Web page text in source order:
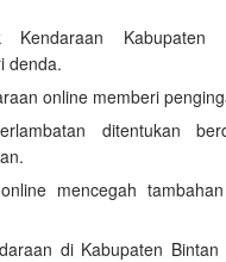
Kendaraan Kabupaten
denda.
online memberi
ditentukan
mencegah
di Kabupaten